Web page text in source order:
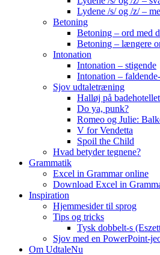
Lydene /s/ og /z/ –
Betoning
Betoning – ord med
Betoning – længere
Intonation
Intonation – stigende
Intonation –
Sjov udtaletræning
Halløj på badehotellet
Do ya, punk?
Romeo og Julie:
V for Vendetta
Spoil the Child
Hvad betyder tegnene?
Grammatik
Excel in Grammar online
Download Excel in
Inspiration
Hjemmesider til sprog
Tips og tricks
Tysk dobbelt-s
Sjov med en PowerPoint-
Om UdtaleNu